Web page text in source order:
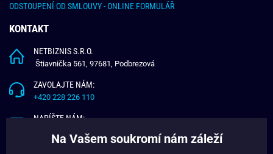
ODSTOUPENÍ OD SMLOUVY - ONLINE FORMULÁŘ
KONTAKT
NETBIZNIS S.R.O.
Štiavnička 561, 97681, Podbrezová
ZAVOLAJTE NÁM:
+420 228 226 110
NAPÍŠTE NÁM:
Na Vašem soukromí nám záleží